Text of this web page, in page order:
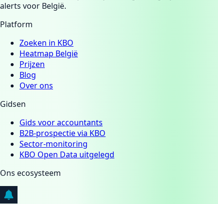
alerts voor België.
Platform
Zoeken in KBO
Heatmap België
Prijzen
Blog
Over ons
Gidsen
Gids voor accountants
B2B-prospectie via KBO
Sector-monitoring
KBO Open Data uitgelegd
Ons ecosysteem